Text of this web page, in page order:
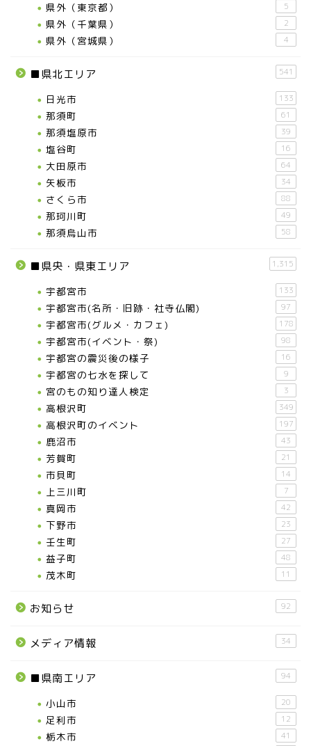
県外（東京都） 5
県外（千葉県） 2
県外（宮城県） 4
■県北エリア 541
日光市 133
那須町 61
那須塩原市 39
塩谷町 16
大田原市 64
矢板市 34
さくら市 88
那珂川町 49
那須烏山市 58
■県央・県東エリア 1,315
宇都宮市 133
宇都宮市(名所・旧跡・社寺仏閣) 97
宇都宮市(グルメ・カフェ) 178
宇都宮市(イベント・祭) 98
宇都宮の震災後の様子 16
宇都宮の七水を探して 9
宮のもの知り達人検定 3
高根沢町 349
高根沢町のイベント 197
鹿沼市 43
芳賀町 21
市貝町 14
上三川町 7
真岡市 42
下野市 23
壬生町 27
益子町 48
茂木町 11
お知らせ 92
メディア情報 34
■県南エリア 94
小山市 20
足利市 12
栃木市 41